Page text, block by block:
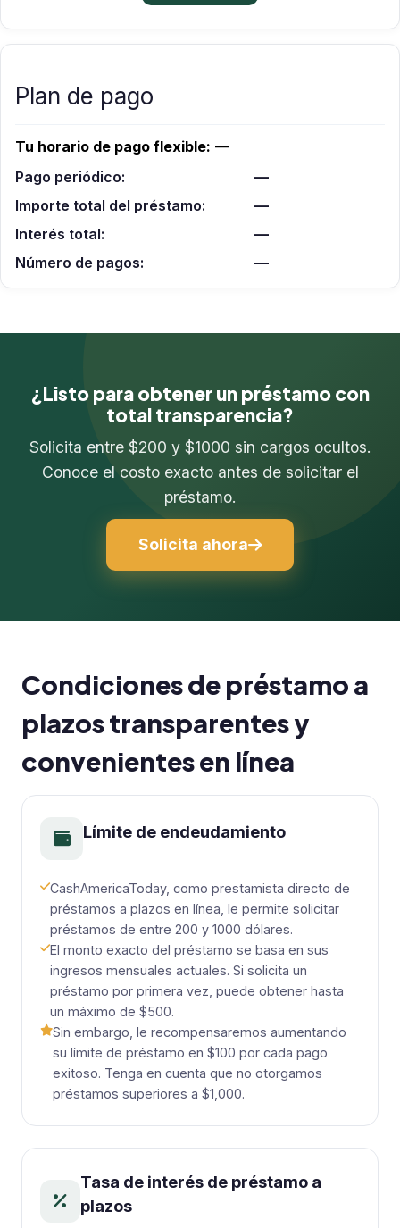
Plan de pago
Tu horario de pago flexible: —
Pago periódico:
—
Importe total del préstamo:
—
Interés total:
—
Número de pagos:
—
¿Listo para obtener un préstamo con
total transparencia?
Solicita entre $200 y $1000 sin cargos ocultos.
Conoce el costo exacto antes de solicitar el
préstamo.
Solicita ahora
Condiciones de préstamo a
plazos transparentes y
convenientes en línea
Límite de endeudamiento
CashAmericaToday, como prestamista directo de
préstamos a plazos en línea, le permite solicitar
préstamos de entre 200 y 1000 dólares.
El monto exacto del préstamo se basa en sus
ingresos mensuales actuales. Si solicita un
préstamo por primera vez, puede obtener hasta
un máximo de $500.
Sin embargo, le recompensaremos aumentando
su límite de préstamo en $100 por cada pago
exitoso. Tenga en cuenta que no otorgamos
préstamos superiores a $1,000.
Tasa de interés de préstamo a
plazos